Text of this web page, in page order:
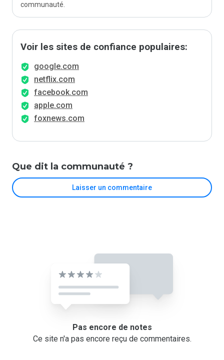
communauté.
Voir les sites de confiance populaires:
google.com
netflix.com
facebook.com
apple.com
foxnews.com
Que dit la communauté ?
Laisser un commentaire
Pas encore de notes
Ce site n'a pas encore reçu de commentaires.